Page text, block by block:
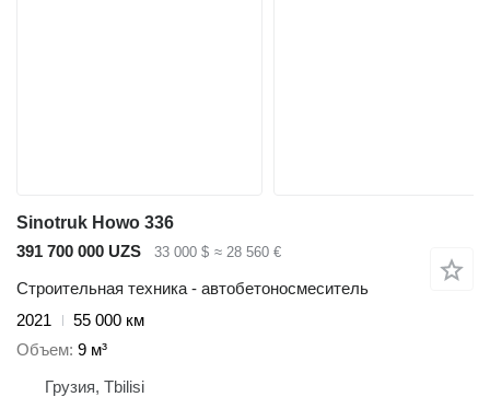
Sinotruk Howo 336
391 700 000 UZS
33 000 $ ≈ 28 560 €
Строительная техника - автобетоносмеситель
2021
55 000 км
Объем 9 м³
Грузия, Tbilisi